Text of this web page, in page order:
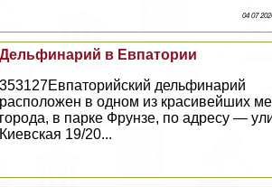
04 07
Дельфинарий в Евпатории
353127Евпаторийский дельфинарий
расположен в одном из красивейших
города, в парке Фрунзе, по адресу —
Киевская 19/20...